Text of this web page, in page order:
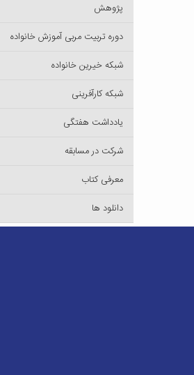
پژوهش
دوره تربیت مربی آموزش خانواده
شبکه خیرین خانواده
شبکه کارآفرینی
یادداشت هفتگی
شرکت در مسابقه
معرفی کتاب
دانلود ها